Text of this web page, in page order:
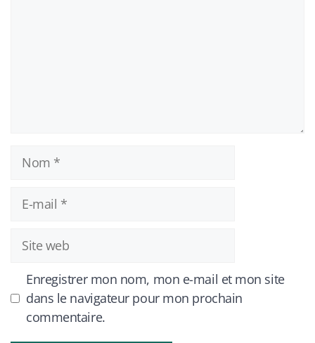
mail
Site
web
Enregistrer mon nom, mon e-mail et mon site
dans le navigateur pour mon prochain
commentaire.